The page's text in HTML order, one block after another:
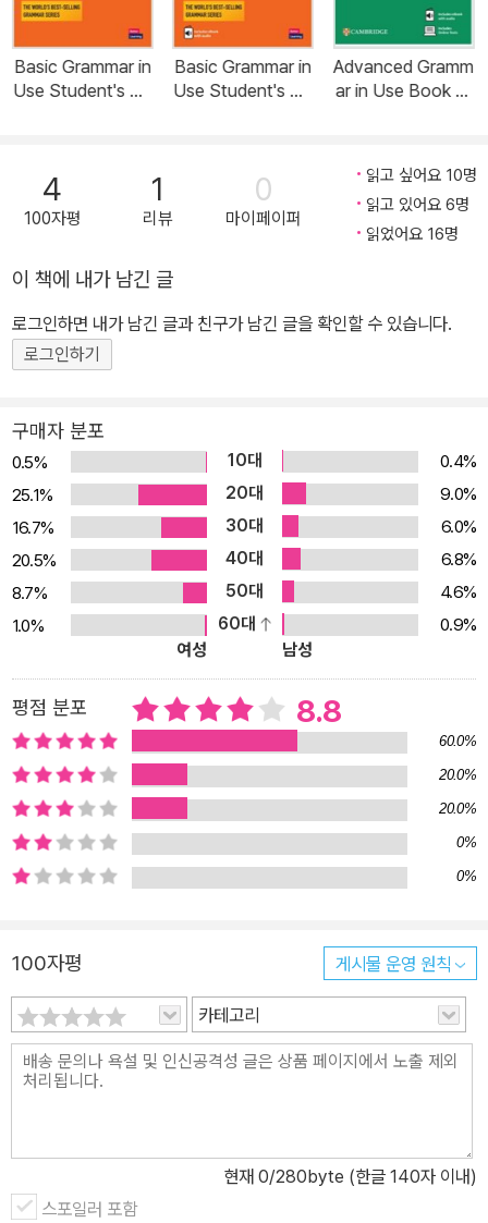
Basic Grammar in
Use Student's Bo
Basic Grammar in
Use Student's Bo
omponent retail p
roduct, 4 Revised
edition)
Advanced Gramm
ar in Use Book wi
Test (Multiple-co
mponent retail pr
oduct, 4 Revised
edition)
4
100자평
1
리뷰
0
마이페이퍼
읽고 싶어요 10명
읽고 있어요 6명
읽었어요 16명
이 책에 내가 남긴 글
로그인하면 내가 남긴 글과 친구가 남긴 글을 확인할 수 있습니다.
로그인하기
구매자 분포
0.5% 10대
0.4%
25.1%
20대
9.0%
16.7%
30대
6.0%
20.5%
40대
6.8%
8.7%
50대
4.6%
1.0%
60대
0.9%
여성
남성
평점 분포 8.8
60.0%
20.0%
20.0%
0%
0%
100자평 게시물 운영 원칙
카테고리
현재 0/280byte (한글 140자 이내)
스포일러 포함